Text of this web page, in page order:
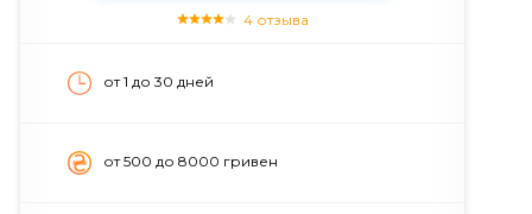
4 отзыва
от 1 до 30 дней
от 500 до 8000 гривен